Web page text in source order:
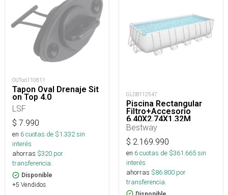
OUTod110811
Tapon Oval Drenaje Sit
on Top 4.0
LSF
$ 7.990
en 6cuotas de $1.332sin
interés
ahorras $320 por
transferencia.
Disponible
+5 Vendidos
GLOB112547
Piscina Rectangular
Filtro+Accesorio
6.40X2.74X1.32M
Bestway
$ 2.169.990
en 6cuotas de $361.665sin
interés
ahorras $86.800 por
transferencia.